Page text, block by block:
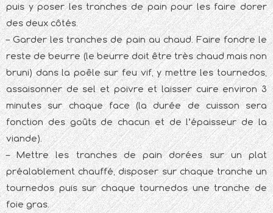
puis y poser les tranches de pain pour les faire dorer
des deux côtés.
– Garder les tranches de pain au chaud. Faire fondre le
reste de beurre (le beurre doit être très chaud mais non
bruni) dans la poêle sur feu vif, y mettre les tournedos,
assaisonner de sel et poivre et laisser cuire environ 3
minutes sur chaque face (la durée de cuisson sera
fonction des goûts de chacun et de l’épaisseur de la
viande).
– Mettre les tranches de pain dorées sur un plat
préalablement chauffé, disposer sur chaque tranche un
tournedos puis sur chaque tournedos une tranche de
foie gras.